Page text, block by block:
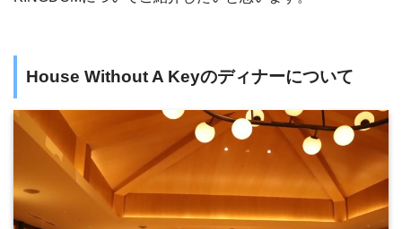
House Without A Keyのディナーについて